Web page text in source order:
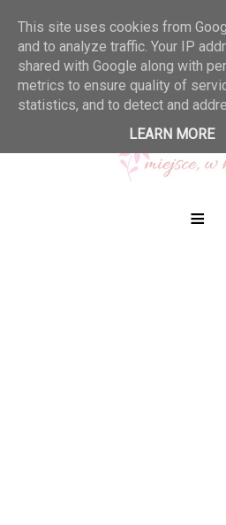
≡
This site uses cookies from
and to analyze traffic. Your IP
shared with Google along with
metrics to ensure quality of
statistics, and to detect and
LEARN MORE